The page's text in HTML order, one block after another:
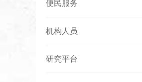
便民服务
机构人员
研究平台